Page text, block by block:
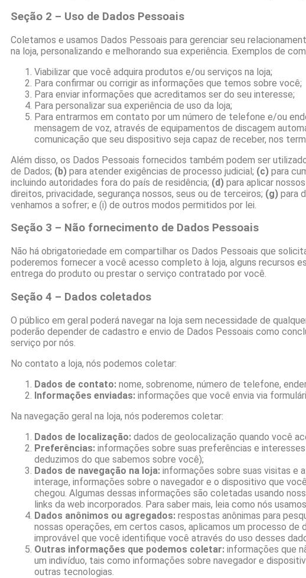
Seção 2 – Uso de Dados Pessoais
Coletamos e usamos Dados Pessoais para gerenciar seu
na loja, personalizando e melhorando sua experiência. Exemplos de
Viabilizar que você adquira produtos e/ou serviços na loja;
Para confirmar ou corrigir as informações que temos sobre você;
Para enviar informações que acreditamos ser do seu interesse;
Para personalizar sua experiência de uso da loja;
Para entrarmos em contato por um número de telefone e/ou
mensagem de voz, através de equipamentos de discagem
comunicação que seu dispositivo seja capaz de receber, nos
Além disso, os Dados Pessoais fornecidos também podem ser
de Dados; (b) para atender exigências de processo judicial; (c) para
incluindo autoridades fora do país de residência; (d) para aplicar
direitos, privacidade, segurança nossos, seus ou de terceiros; (g) para
venhamos a sofrer; e (i) de outros modos permitidos por lei.
Seção 3 – Não fornecimento de Dados Pessoais
Não há obrigatoriedade em compartilhar os Dados Pessoais que
poderemos fornecer a você acesso completo à loja, alguns recursos
entrega do produto ou prestar o serviço contratado por você.
Seção 4 – Dados coletados
O público em geral poderá navegar na loja sem necessidade de
poderão depender de cadastro e envio de Dados Pessoais como
serviço por nós.
No contato a loja, nós podemos coletar:
Dados de contato: nome, sobrenome, número de telefone,
Informações enviadas: informações que você envia via
Na navegação geral na loja, nós poderemos coletar:
Dados de localização: dados de geolocalização quando você
Preferências: informações sobre suas preferências e
deduzimos do que sabemos sobre você);
Dados de navegação na loja: informações sobre suas visitas e
interage, informações sobre o navegador e o dispositivo que
chegou. Algumas dessas informações são coletadas usando
links da web incorporados. Para saber mais, leia como nós
Dados anônimos ou agregados: respostas anônimas para
nossas operações, em certos casos, aplicamos um processo
improvável que você identifique você através do uso desses
Outras informações que podemos coletar: informações que
um indivíduo, tais como informações sobre navegador e
outras tecnologias.